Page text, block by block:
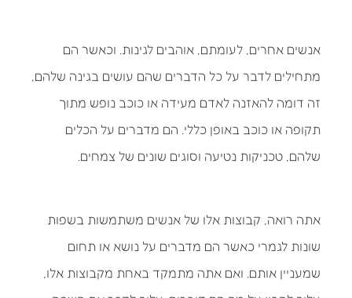
אנשים אחרים, לעומתם, אוהבים לגינות. וכאשר הם
מתחילים לדבר על כל הדברים שהם עושים בגינה שלהם,
זה דומה להאזנה לאדם מעידה או כוכב נופש מתוך
תקופה או כוכב באופן כללי. הם מדברים על הכלים
שלהם, טכניקות נטיעה וסוגים שונים של צמחים.
אתה רואה, קבוצות אלו של אנשים משתמשות בשפות
שונות לגמרי כאשר הם מדברים על נושא או תחום
שמעניין אותם. ואם אתה מתמקד באחת מקבוצות אלו,